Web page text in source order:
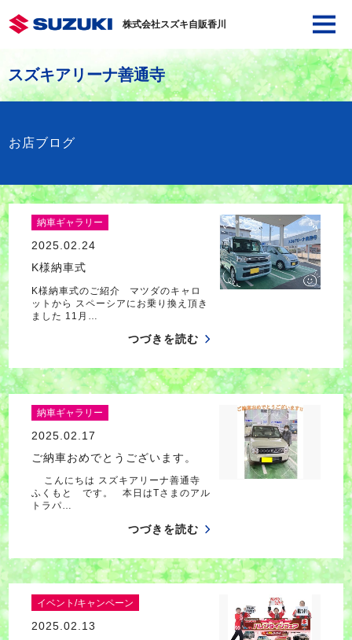
株式会社スズキ自販香川
スズキアリーナ善通寺
お店ブログ
納車ギャラリー
2025.02.24
K様納車式
K様納車式のご紹介 マツダのキャロ
ットから スペーシアにお乗り換え頂き
ました 11月…
つづきを読む
納車ギャラリー
2025.02.17
ご納車おめでとうございます。
こんにちは スズキアリーナ善通寺
ふくもと です。 本日はTさまのアル
トラパ…
つづきを読む
イベント/キャンペーン
2025.02.13